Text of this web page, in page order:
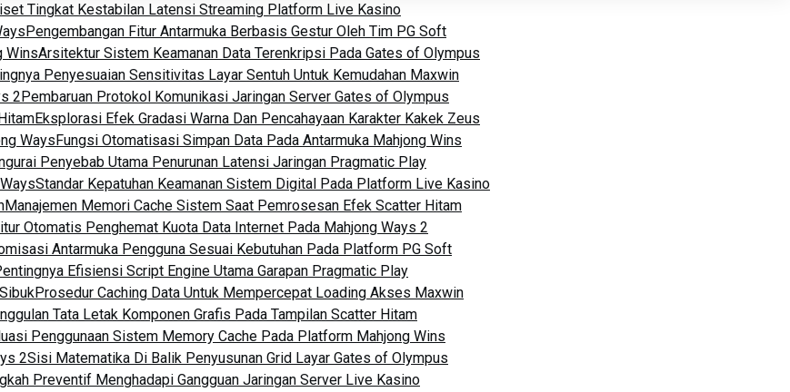
Tingkat Kestabilan Latensi Streaming Platform Live Kasino
Pengembangan Fitur Antarmuka Berbasis Gestur Oleh Tim PG Soft
WinsArsitektur Sistem Keamanan Data Terenkripsi Pada Gates of Olympus
Penyesuaian Sensitivitas Layar Sentuh Untuk Kemudahan Maxwin
2Pembaruan Protokol Komunikasi Jaringan Server Gates of Olympus
Eksplorasi Efek Gradasi Warna Dan Pencahayaan Karakter Kakek Zeus
WaysFungsi Otomatisasi Simpan Data Pada Antarmuka Mahjong Wins
Penyebab Utama Penurunan Latensi Jaringan Pragmatic Play
Standar Kepatuhan Keamanan Sistem Digital Pada Platform Live Kasino
Manajemen Memori Cache Sistem Saat Pemrosesan Efek Scatter Hitam
Otomatis Penghemat Kuota Data Internet Pada Mahjong Ways 2
Antarmuka Pengguna Sesuai Kebutuhan Pada Platform PG Soft
Efisiensi Script Engine Utama Garapan Pragmatic Play
Prosedur Caching Data Untuk Mempercepat Loading Akses Maxwin
Tata Letak Komponen Grafis Pada Tampilan Scatter Hitam
Penggunaan Sistem Memory Cache Pada Platform Mahjong Wins
2Sisi Matematika Di Balik Penyusunan Grid Layar Gates of Olympus
Preventif Menghadapi Gangguan Jaringan Server Live Kasino